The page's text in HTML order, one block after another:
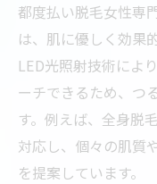
都度払い脱毛女性専
は、肌に優しく効果
LED光照射技術によ
ーチできるため、つ
す。例えば、全身脱
対応し、個々の肌質
を提案しています。